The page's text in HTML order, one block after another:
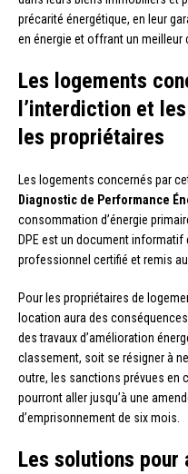
précarité énergétique, en leur
en énergie et offrant un meilleur
Les logements
l’interdiction et
les propriétaires
Les logements concernés par
Diagnostic de Performance
consommation d’énergie
DPE est un document informatif
professionnel certifié et remis
Pour les propriétaires de
location aura des
des travaux d’amélioration
classement, soit se résigner à
outre, les sanctions prévues en
pourront aller jusqu’à une
d’emprisonnement de six mois.
Les solutions pour